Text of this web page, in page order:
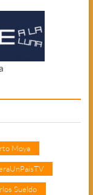
Moya
Sueldo